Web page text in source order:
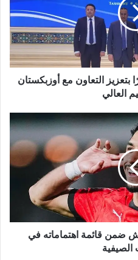
التعاون مع أوزبكستان
العالي
ضمن قائمة اهتماماته في
الصيفية